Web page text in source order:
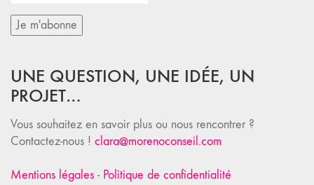
UNE QUESTION, UNE IDÉE, UN
PROJET…
Vous souhaitez en savoir plus ou nous rencontrer ?
Contactez-nous ! clara@morenoconseil.com
Mentions légales - Politique de confidentialité